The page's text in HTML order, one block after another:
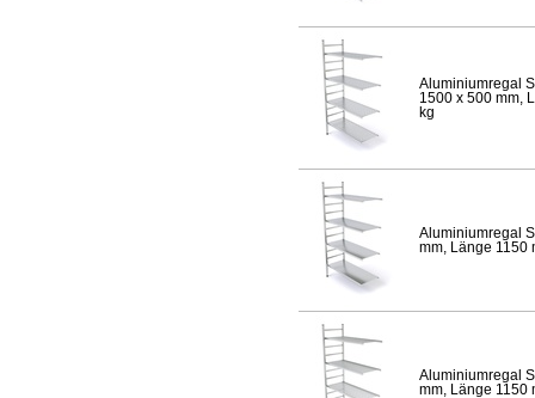
Aluminiumregal
1500 x 500 mm,
kg
Aluminiumregal
mm, Länge 1150
Aluminiumregal
mm, Länge 1150